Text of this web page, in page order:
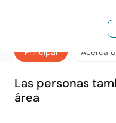
Principal Acerca
Las personas
área